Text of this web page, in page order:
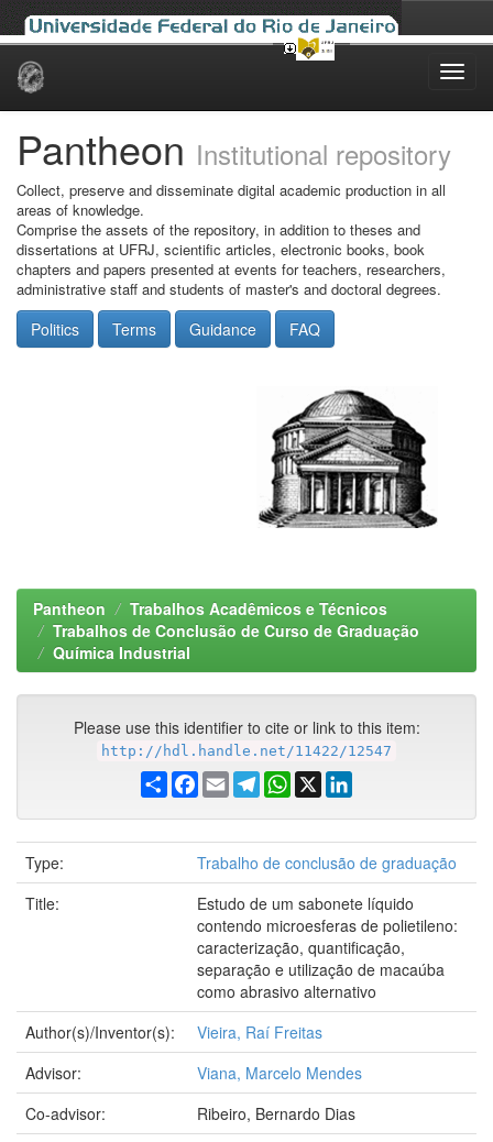
Skip
Pantheon Institutional repository
Collect, preserve and disseminate digital academic production in all
areas of knowledge.
Comprise the assets of the repository, in addition to theses and
dissertations at UFRJ, scientific articles, electronic books, book
chapters and papers presented at events for teachers, researchers,
administrative staff and students of master's and doctoral degrees.
Politics Terms Guidance FAQ
Pantheon
Trabalhos Acadêmicos e Técnicos
Trabalhos de Conclusão de Curso de Graduação
Química Industrial
Please use this identifier to cite or link to this item:
http://hdl.handle.net/11422/12547
ShareFacebook
EmailTelegramWhatsApp
X
Type:
Trabalho de conclusão de graduação
Title:
Estudo de um sabonete líquido
contendo microesferas de polietileno:
caracterização, quantificação,
separação e utilização de macaúba
como abrasivo alternativo
Author(s)/Inventor(s):
Vieira, Raí Freitas
Advisor:
Viana, Marcelo Mendes
Co-advisor:
Ribeiro, Bernardo Dias